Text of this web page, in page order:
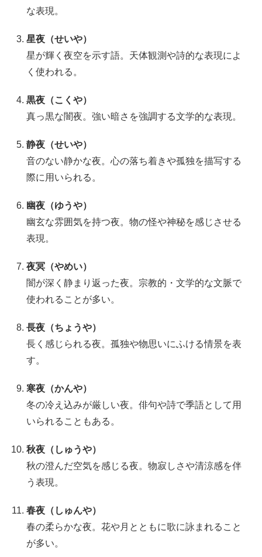
な表現。
星夜（せいや）
星が輝く夜空を示す語。天体観測や詩的な表現によ
く使われる。
黒夜（こくや）
真っ黒な闇夜。強い暗さを強調する文学的な表現。
静夜（せいや）
音のない静かな夜。心の落ち着きや孤独を描写する
際に用いられる。
幽夜（ゆうや）
幽玄な雰囲気を持つ夜。物の怪や神秘を感じさせる
表現。
夜冥（やめい）
闇が深く静まり返った夜。宗教的・文学的な文脈で
使われることが多い。
長夜（ちょうや）
長く感じられる夜。孤独や物思いにふける情景を表
す。
寒夜（かんや）
冬の冷え込みが厳しい夜。俳句や詩で季語として用
いられることもある。
秋夜（しゅうや）
秋の澄んだ空気を感じる夜。物寂しさや清涼感を伴
う表現。
春夜（しゅんや）
春の柔らかな夜。花や月とともに歌に詠まれること
が多い。